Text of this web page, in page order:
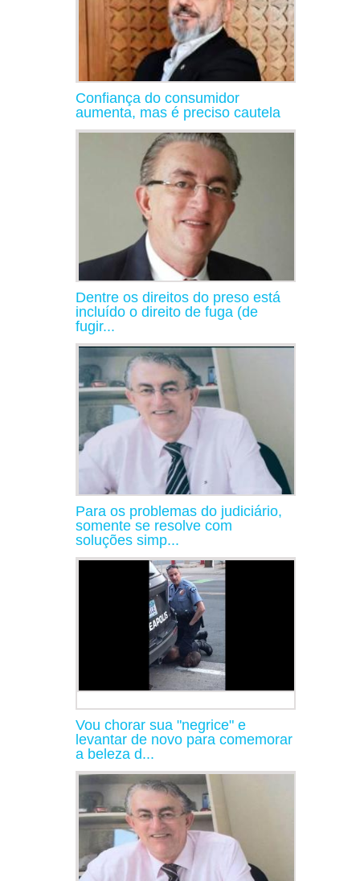
Confiança do consumidor
aumenta, mas é preciso cautela
Dentre os direitos do preso está
incluído o direito de fuga (de
fugir...
Para os problemas do judiciário,
somente se resolve com
soluções simp...
Vou chorar sua "negrice" e
levantar de novo para comemorar
a beleza d...